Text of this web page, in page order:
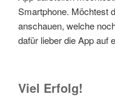
Smartphone. Möchtest
anschauen, welche
dafür lieber die App auf
Viel Erfolg!